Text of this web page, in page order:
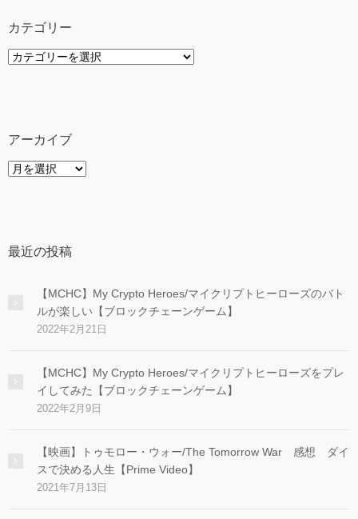
カテゴリー
カ
アーカイブ
ア
最近の投稿
【MCHC】My Crypto Heroes/マイクリプトヒーローズのバト
ルが楽しい【ブロックチェーンゲーム】
2022年2月21日
【MCHC】My Crypto Heroes/マイクリプトヒーローズをプレ
イしてみた【ブロックチェーンゲーム】
2022年2月9日
【映画】トゥモロー・ウォー/The Tomorrow War 感想 ダイ
スで決める人生【Prime Video】
2021年7月13日